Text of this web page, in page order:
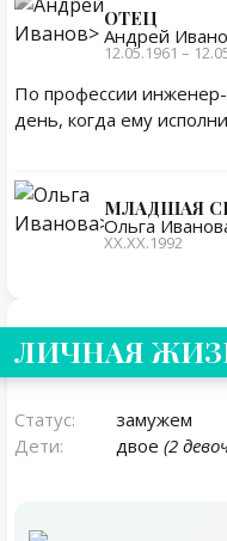
ОТЕЦ
Андрей
12.05.1961 –
По профессии инженер-
день, когда ему
МЛАДШАЯ
Ольга
XX.XX.1992
ЛИЧНАЯ
Статус:
замужем
Дети:
двое (2